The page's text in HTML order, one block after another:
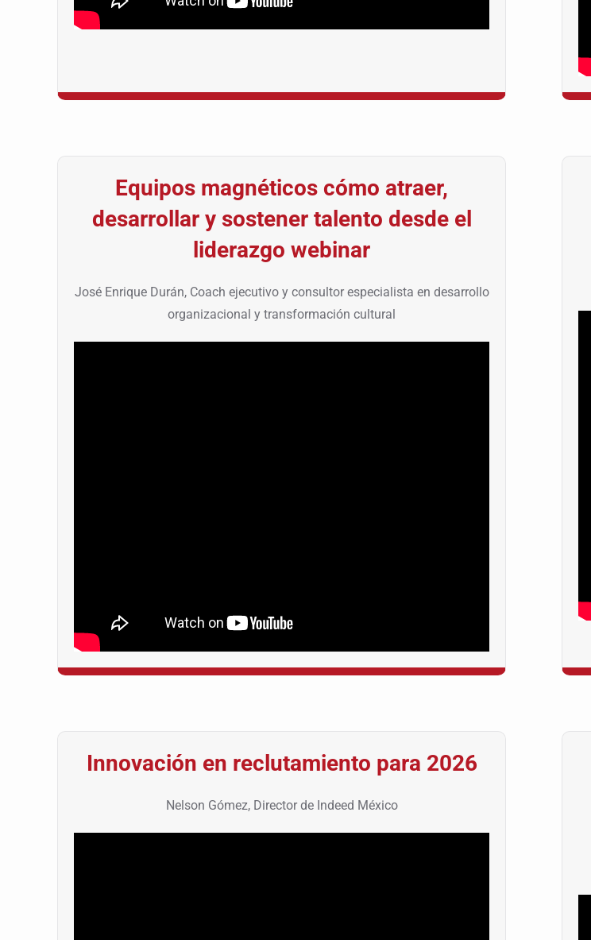
Equipos magnéticos cómo atraer,
desarrollar y sostener talento desde el
liderazgo webinar
José Enrique Durán, Coach ejecutivo y consultor especialista en desarrollo
organizacional y transformación cultural
Innovación en reclutamiento para 2026
Nelson Gómez, Director de Indeed México